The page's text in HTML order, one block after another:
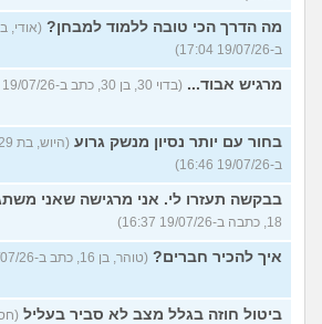
מה הדרך הכי טובה ללמוד למבחן?
ב-19/07/26 17:04)
מרגיש אבוד... (בדוי 30, בן 30, כתב ב-19/07/26 16:55)
בחור עם יותר נסיון מנשק גרוע
ב-19/07/26 16:46)
בבקשה תעזרו לי. אני מרגישה שאני
18, כתבה ב-19/07/26 16:37)
איך להכיר חברים? (טוהר, בן 16, כתב ב-19/07/26 16:26)
ביטול חוזה בגלל מצב לא סביר בעליל